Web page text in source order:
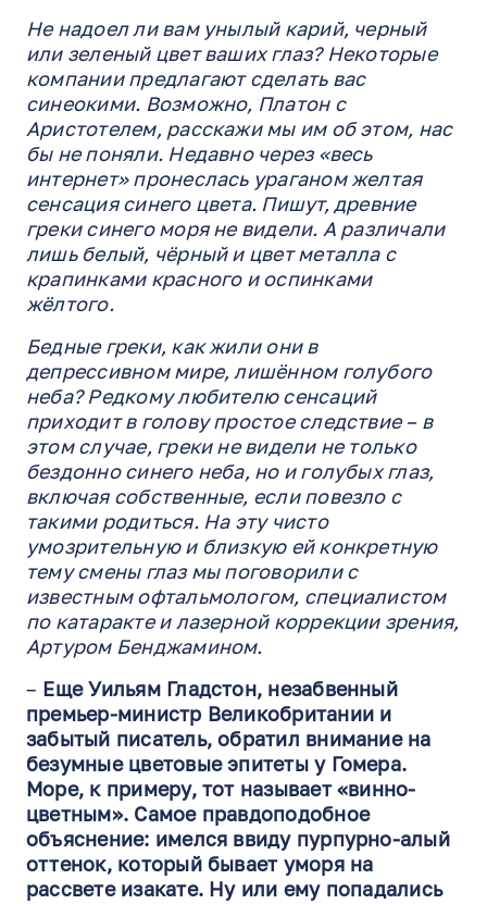
Не надоел ли вам унылый карий, черный
или зеленый цвет ваших глаз? Некоторые
компании предлагают сделать вас
синеокими. Возможно, Платон с
Аристотелем, расскажи мы им об этом, нас
бы не поняли. Недавно через «весь
интернет» пронеслась ураганом желтая
сенсация синего цвета. Пишут, древние
греки синего моря не видели. А различали
лишь белый, чёрный и цвет металла с
крапинками красного и оспинками
жёлтого.
Бедные греки, как жили они в
депрессивном мире, лишённом голубого
неба? Редкому любителю сенсаций
приходит в голову простое следствие – в
этом случае, греки не видели не только
бездонно синего неба, но и голубых глаз,
включая собственные, если повезло с
такими родиться. На эту чисто
умозрительную и близкую ей конкретную
тему смены глаз мы поговорили с
известным офтальмологом, специалистом
по катаракте и лазерной коррекции зрения,
Артуром Бенджамином.
– Еще Уильям Гладстон, незабвенный
премьер-министр Великобритании и
забытый писатель, обратил внимание на
безумные цветовые эпитеты у Гомера.
Море, к примеру, тот называет «винно-
цветным». Самое правдоподобное
объяснение: имелся ввиду пурпурно-алый
оттенок, который бывает уморя на
рассвете изакате. Ну или ему попадались